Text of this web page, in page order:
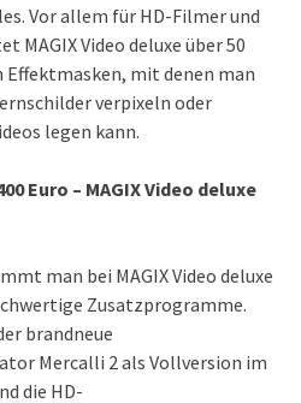
Vor allem für HD-Filmer und
MAGIX Video deluxe über 50
Effektmasken, mit denen man
verpixeln oder
legen kann.
Euro – MAGIX Video deluxe
man bei MAGIX Video deluxe
Zusatzprogramme.
brandneue
Mercalli 2 als Vollversion im
die HD-